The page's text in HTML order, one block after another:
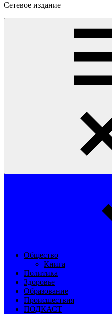
Сетевое издание
Общество
Книга
Политика
Здоровье
Образование
Происшествия
ПОДКАСТ